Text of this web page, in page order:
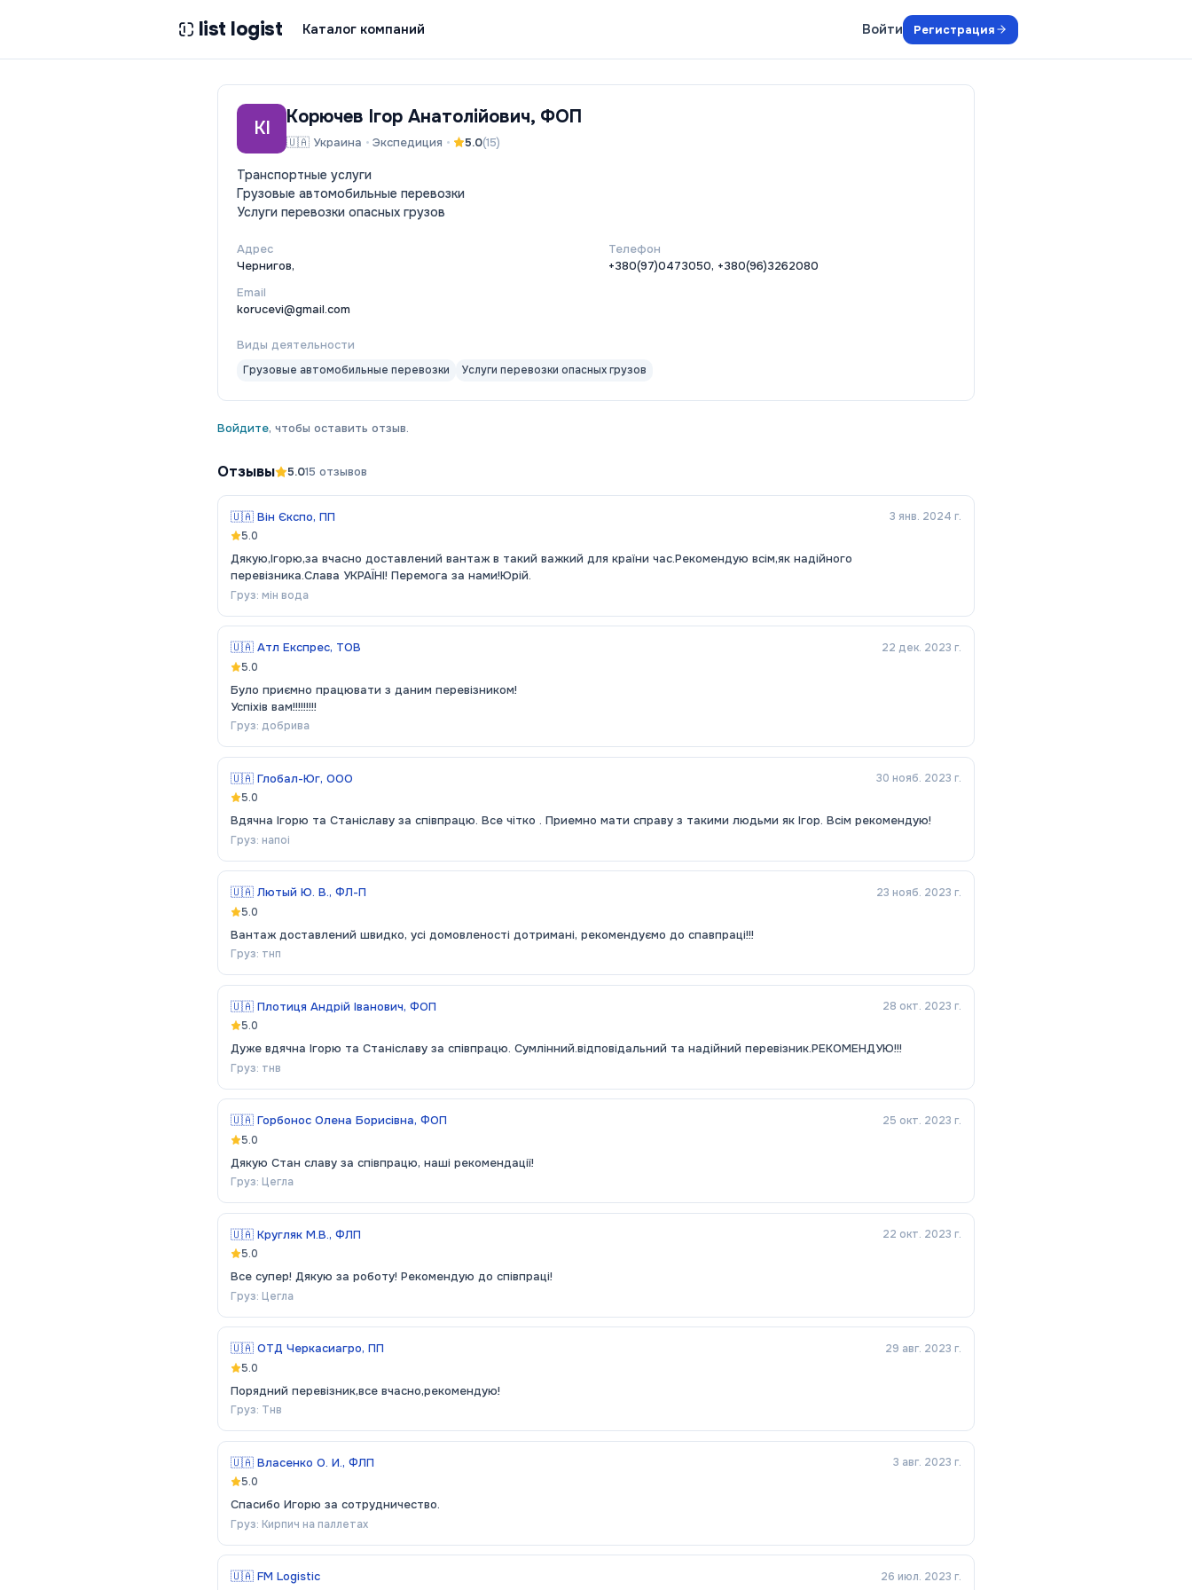
list logist Каталог компаний Войти Регистрация
КІ
Корючев Ігор Анатолійович, ФОП
🇺🇦 Украина • Экспедиция • 5.0(15)
Транспортные услуги
Грузовые автомобильные перевозки
Услуги перевозки опасных грузов
Адрес
Чернигов,
Телефон
+380(97)0473050, +380(96)3262080
Email
korucevi@gmail.com
Виды деятельности
Грузовые автомобильные перевозки Услуги перевозки опасных грузов
Войдите, чтобы оставить отзыв.
Отзывы 5.015 отзывов
🇺🇦 Він Єкспо, ПП
3 янв. 2024 г.
5.0
Дякую,Ігорю,за вчасно доставлений вантаж в такий важкий для країни час.Рекомендую всім,як надійного
перевізника.Слава УКРАЇНІ! Перемога за нами!Юрій.
Груз: мін вода
🇺🇦 Атл Експрес, ТОВ
22 дек. 2023 г.
5.0
Було приємно працювати з даним перевізником!
Успіхів вам!!!!!!!!!
Груз: добрива
🇺🇦 Глобал-Юг, ООО
30 нояб. 2023 г.
5.0
Вдячна Ігорю та Станіславу за співпрацю. Все чітко . Приемно мати справу з такими людьми як Ігор. Всім рекомендую!
Груз: напоі
🇺🇦 Лютый Ю. В., ФЛ-П
23 нояб. 2023 г.
5.0
Вантаж доставлений швидко, усі домовленості дотримані, рекомендуємо до спавпраці!!!
Груз: тнп
🇺🇦 Плотиця Андрій Іванович, ФОП
28 окт. 2023 г.
5.0
Дуже вдячна Ігорю та Станіславу за співпрацю. Сумлінний.відповідальний та надійний перевізник.РЕКОМЕНДУЮ!!!
Груз: тнв
🇺🇦 Горбонос Олена Борисівна, ФОП
25 окт. 2023 г.
5.0
Дякую Стан славу за співпрацю, наші рекомендації!
Груз: Цегла
🇺🇦 Кругляк М.В., ФЛП
22 окт. 2023 г.
5.0
Все супер! Дякую за роботу! Рекомендую до співпраці!
Груз: Цегла
🇺🇦 ОТД Черкасиагро, ПП
29 авг. 2023 г.
5.0
Порядний перевізник,все вчасно,рекомендую!
Груз: Тнв
🇺🇦 Власенко О. И., ФЛП
3 авг. 2023 г.
5.0
Спасибо Игорю за сотрудничество.
Груз: Кирпич на паллетах
🇺🇦 FM Logistic
26 июл. 2023 г.